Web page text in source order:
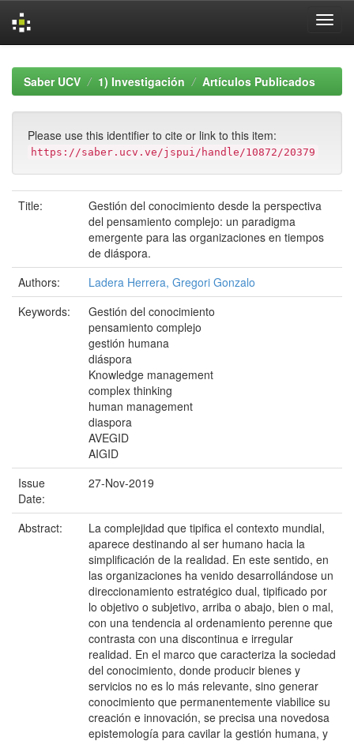
navigationSaber UCV 1) Investigación Artículos Publicados
Please use this identifier to cite or link to this item:
https://saber.ucv.ve/jspui/handle/10872/20379
Title:
Gestión del conocimiento desde la perspectiva
del pensamiento complejo: un paradigma
emergente para las organizaciones en tiempos
de diáspora.
Authors:
Ladera Herrera, Gregori Gonzalo
Keywords:
Gestión del conocimiento
pensamiento complejo
gestión humana
diáspora
Knowledge management
complex thinking
human management
diaspora
AVEGID
AIGID
Issue
Date:
27-Nov-2019
Abstract:
La complejidad que tipifica el contexto mundial,
aparece destinando al ser humano hacia la
simplificación de la realidad. En este sentido, en
las organizaciones ha venido desarrollándose un
direccionamiento estratégico dual, tipificado por
lo objetivo o subjetivo, arriba o abajo, bien o mal,
con una tendencia al ordenamiento perenne que
contrasta con una discontinua e irregular
realidad. En el marco que caracteriza la sociedad
del conocimiento, donde producir bienes y
servicios no es lo más relevante, sino generar
conocimiento que permanentemente viabilice su
creación e innovación, se precisa una novedosa
epistemología para cavilar la gestión humana, y